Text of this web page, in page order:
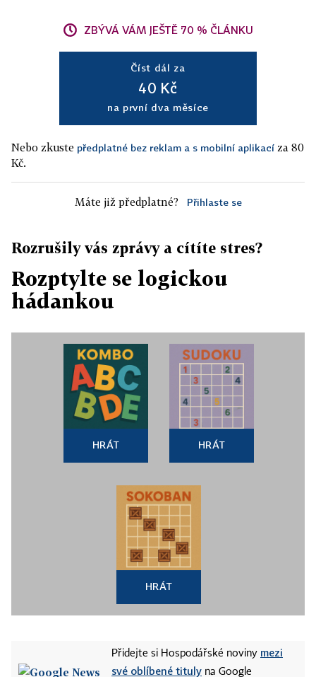
ZBÝVÁ VÁM JEŠTĚ 70 % ČLÁNKU
Číst dál za
40 Kč
na první dva měsíce
Nebo zkuste předplatné bez reklam a s mobilní aplikací za 80
Kč.
Máte již předplatné? Přihlaste se
Rozrušily vás zprávy a cítíte stres?
Rozptylte se logickou
hádankou
HRÁT HRÁT
HRÁT
Přidejte si Hospodářské noviny mezi
své oblíbené tituly na Google